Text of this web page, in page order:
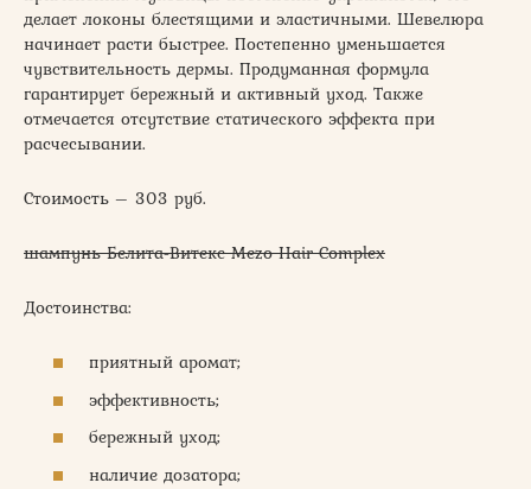
делает локоны блестящими и эластичными. Шевелюра
начинает расти быстрее. Постепенно уменьшается
чувствительность дермы. Продуманная формула
гарантирует бережный и активный уход. Также
отмечается отсутствие статического эффекта при
расчесывании.
Стоимость – 303 руб.
шампунь Белита-Витекс Mezo Hair Complex
Достоинства:
приятный аромат;
эффективность;
бережный уход;
наличие дозатора;